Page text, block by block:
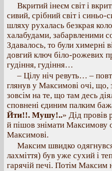
Вкритий інеєм світ і
сивий, срібний світ і
шляху рухалась безкрая
халабудами, забарвленими
Здавалось, то були химерні
довгий ключ біло-рожевих
гудіння, гудіння…
– Цілу ніч ревуть… –
глянув у Максимові очі, що,
зовсім на те, що там десь
сповнені єдиним палким
Йти!!. Мушу!..» Дід провів
й пішов знімати Максимову
Максимові.
Максим швидко
лахміття) був уже сухий і
гарячій печі. Потім Максим